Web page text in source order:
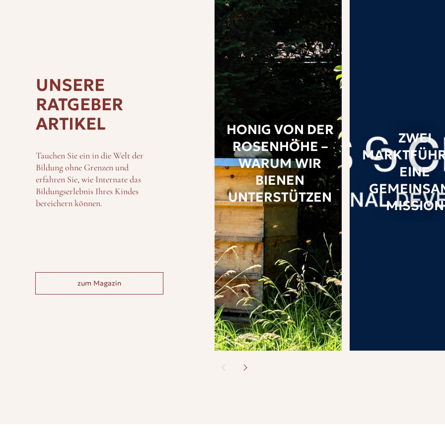
Auch wenn die Tage als Lustschloss längst gezählt sind, die Freude hat sich
hat sich aus der Exklusivität von damals auf den Boden gestemmt, um der
gerecht zu werden und ihnen einen passenden Weg ins Leben zu ebnen. Um es
Internats Schloss Loburgheißt: „Damit der Mensch sein Ziel erreicht.“
UNSERE
RATGEBER
ARTIKEL
Tauchen Sie ein in die Welt der
Bildung ohne Grenzen und
erfahren Sie, wie Internate das
Bildungserlebnis Ihres Kindes
bereichern können.
zum Magazin
HONIG VON DER
ROSENHÖHE –
WARUM WIR
BIENEN
UNTERSTÜTZEN
ZWEI
EINE
MISSION